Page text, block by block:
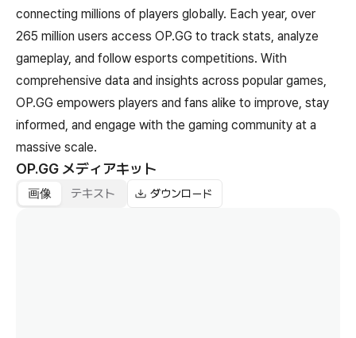
connecting millions of players globally. Each year, over
265 million users access OP.GG to track stats, analyze
gameplay, and follow esports competitions. With
comprehensive data and insights across popular games,
OP.GG empowers players and fans alike to improve, stay
informed, and engage with the gaming community at a
massive scale.
OP.GG メディアキット
画像 テキスト ダウンロード